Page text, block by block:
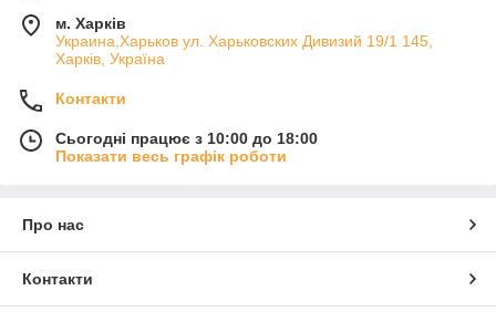
м. Харків
Украина,Харьков ул. Харьковских Дивизий 19/1 145,
Харків, Україна
Контакти
Сьогодні працює з 10:00 до 18:00
Показати весь графік роботи
Про нас
Контакти